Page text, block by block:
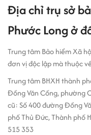
Địa chỉ trụ sở
Phước Long ở
Trung tâm Bảo hiểm Xã
đơn vị độc lập mà thuộc
Trung tâm BHXH thành
Đồng Văn Cống, phường
cũ: Số 400 đường Đồng
phố Thủ Đức, Thành phố
515 353